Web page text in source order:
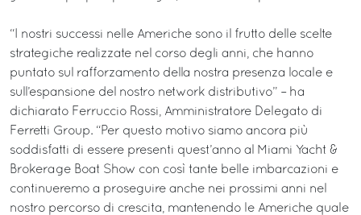
“I nostri successi nelle Americhe sono il frutto delle scelte
strategiche realizzate nel corso degli anni, che hanno
puntato sul rafforzamento della nostra presenza locale e
sull’espansione del nostro network distributivo” – ha
dichiarato Ferruccio Rossi, Amministratore Delegato di
Ferretti Group. “Per questo motivo siamo ancora più
soddisfatti di essere presenti quest’anno al Miami Yacht &
Brokerage Boat Show con così tante belle imbarcazioni e
continueremo a proseguire anche nei prossimi anni nel
nostro percorso di crescita, mantenendo le Americhe quale